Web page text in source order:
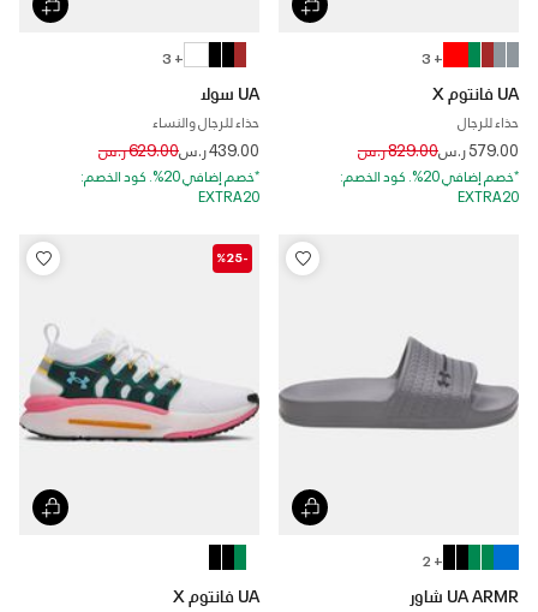
+ 3
UA فانتوم X
حذاء للرجال
579.00 ر.س Price reduced from
829.00 ر.س to
*خصم إضافي 20%. كود الخصم:
EXTRA20
+ 3
UA سولا
حذاء للرجال والنساء
439.00 ر.س Price reduced from
629.00 ر.س to
*خصم إضافي 20%. كود الخصم:
EXTRA20
+ 2
UA ARMR شاور
-%25
UA فانتوم X